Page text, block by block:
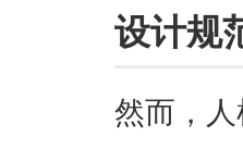
设计规
然而，